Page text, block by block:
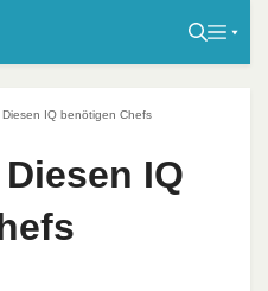
IQ benötigen Chefs
IQ